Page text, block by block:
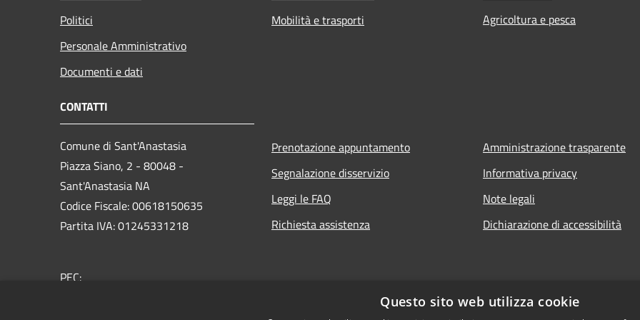
Politici
Personale Amministrativo
Documenti e dati
Mobilità e trasporti
Agricoltura e pesca
CONTATTI
Comune di Sant'Anastasia
Piazza Siano, 2 - 80048 -
Sant'Anastasia NA
Codice Fiscale: 00618150635
Partita IVA: 01245331218
PEC:
Prenotazione appuntamento
Segnalazione disservizio
Leggi le FAQ
Richiesta assistenza
Amministrazione trasparente
Informativa privacy
Note legali
Dichiarazione di accessibilità
Questo sito web utilizza cookie